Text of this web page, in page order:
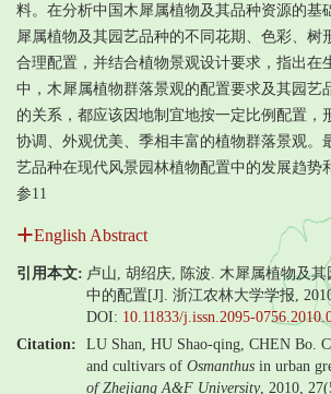
料。在分析中国木犀属植物及其品种资源的基
犀属植物及其园艺品种的不同花期、色彩、树
合理配置，并结合植物景观设计要求，指出在
中，木犀属植物群落景观的配置要求及其园艺
的关系，都应该因地制宜地按一定比例配置，
协调、外观优美、季相丰富的植物群落景观。
艺品种在现代风景园林植物配置中的发展趋势
参11
English Abstract
引用本文: 卢山, 胡绍庆, 陈波. 木犀属植物及
中的配置[J]. 浙江农林大学学报,
DOI: 10.11833/j.issn.2095-
Citation:
LU Shan, HU Shao-qing, CHEN Bo.
and cultivars of Osmanthus in urban
of Zhejiang A&F University, 2010,